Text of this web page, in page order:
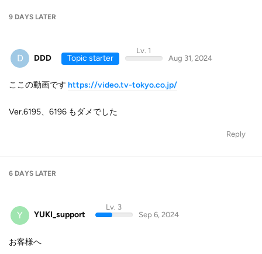
9 DAYS LATER
D DDD Topic starter
Lv. 1
Aug 31, 2024
ここの動画です https://video.tv-tokyo.co.jp/
Ver.6195、6196 もダメでした
Reply
6 DAYS LATER
Y YUKI_support
Lv. 3
Sep 6, 2024
お客様へ